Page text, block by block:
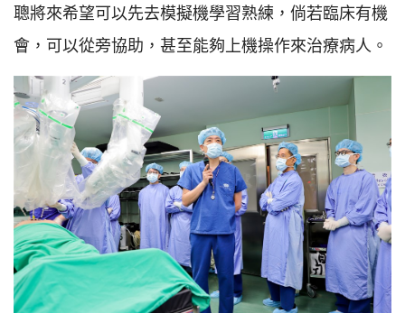
聰將來希望可以先去模擬機學習熟練，倘若臨床有機
會，可以從旁協助，甚至能夠上機操作來治療病人。